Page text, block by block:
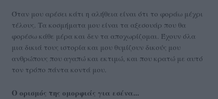
Όταν μου αρέσει κάτι η αλήθεια είναι ότι το φοράω μέχρι
τέλους. Τα κοσμήματα μου είναι τα αξεσουάρ που θα
φορέσω κάθε μέρα και δεν τα αποχωρίζομαι. Έχουν όλα
μια δικιά τους ιστορία και μου θυμίζουν δικούς μου
ανθρώπους που αγαπώ και εκτιμώ, και που κρατώ με αυτό
τον τρόπο πάντα κοντά μου.
Ο ορισμός της ομορφιάς για εσένα...